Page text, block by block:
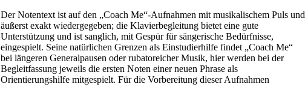
Der Notentext ist auf den „Coach Me“-Aufnahmen mit musikalischem Puls und
äußerst exakt wiedergegeben; die Klavierbegleitung bietet eine gute
Unterstützung und ist sanglich, mit Gespür für sängerische Bedürfnisse,
eingespielt. Seine natürlichen Grenzen als Einstudierhilfe findet „Coach Me“
bei längeren Generalpausen oder rubatoreicher Musik, hier werden bei der
Begleitfassung jeweils die ersten Noten einer neuen Phrase als
Orientierungshilfe mitgespielt. Für die Vorbereitung dieser Aufnahmen